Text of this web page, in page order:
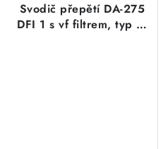
Svodič přepětí DA-275
DFI 1 s vf filtrem, typ 3,